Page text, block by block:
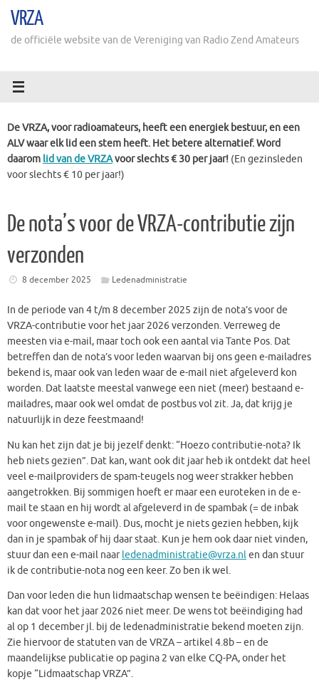
naarVRZA
de officiële website van de Vereniging van Radio Zend Amateurs
De VRZA, voor radioamateurs, heeft een energiek bestuur, en een
ALV waar elk lid een stem heeft. Het betere alternatief. Word
daarom lid van de VRZAvoor slechts € 30 per jaar! (En gezinsleden
voor slechts € 10 per jaar!)
De nota’s voor de VRZA-contributie zijn
verzonden
8 december 2025 Ledenadministratie
In de periode van 4 t/m 8 december 2025 zijn de nota’s voor de
VRZA-contributie voor het jaar 2026 verzonden. Verreweg de
meesten via e-mail, maar toch ook een aantal via Tante Pos. Dat
betreffen dan de nota’s voor leden waarvan bij ons geen e-mailadres
bekend is, maar ook van leden waar de e-mail niet afgeleverd kon
worden. Dat laatste meestal vanwege een niet (meer) bestaand e-
mailadres, maar ook wel omdat de postbus vol zit. Ja, dat krijg je
natuurlijk in deze feestmaand!
Nu kan het zijn dat je bij jezelf denkt: “Hoezo contributie-nota? Ik
heb niets gezien”. Dat kan, want ook dit jaar heb ik ontdekt dat heel
veel e-mailproviders de spam-teugels nog weer strakker hebben
aangetrokken. Bij sommigen hoeft er maar een euroteken in de e-
mail te staan en hij wordt al afgeleverd in de spambak (= de inbak
voor ongewenste e-mail). Dus, mocht je niets gezien hebben, kijk
dan in je spambak of hij daar staat. Kun je hem ook daar niet vinden,
stuur dan een e-mail naarledenadministratie@vrza.nlen dan stuur
ik de contributie-nota nog een keer. Zo ben ik wel.
Dan voor leden die hun lidmaatschap wensen te beëindigen: Helaas
kan dat voor het jaar 2026 niet meer. De wens tot beëindiging had
al op 1 december jl. bij de ledenadministratie bekend moeten zijn.
Zie hiervoor de statuten van de VRZA – artikel 4.8b – en de
maandelijkse publicatie op pagina 2 van elke CQ-PA, onder het
kopje “Lidmaatschap VRZA”.